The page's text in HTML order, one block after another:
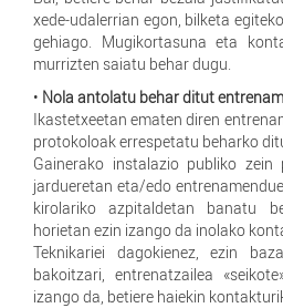
xede-udalerrian egon, bilketa
gehiago. Mugikortasuna eta
murrizten saiatu behar dugu.
• Nola antolatu behar ditut
Ikastetxeetan ematen diren
protokoloak errespetatu beharko
Gainerako instalazio publiko zein
jardueretan eta/edo
kirolariko azpitaldetan banatu
horietan ezin izango da inolako
Teknikariei dagokienez, ezin
bakoitzari, entrenatzailea
izango da, betiere haiekin